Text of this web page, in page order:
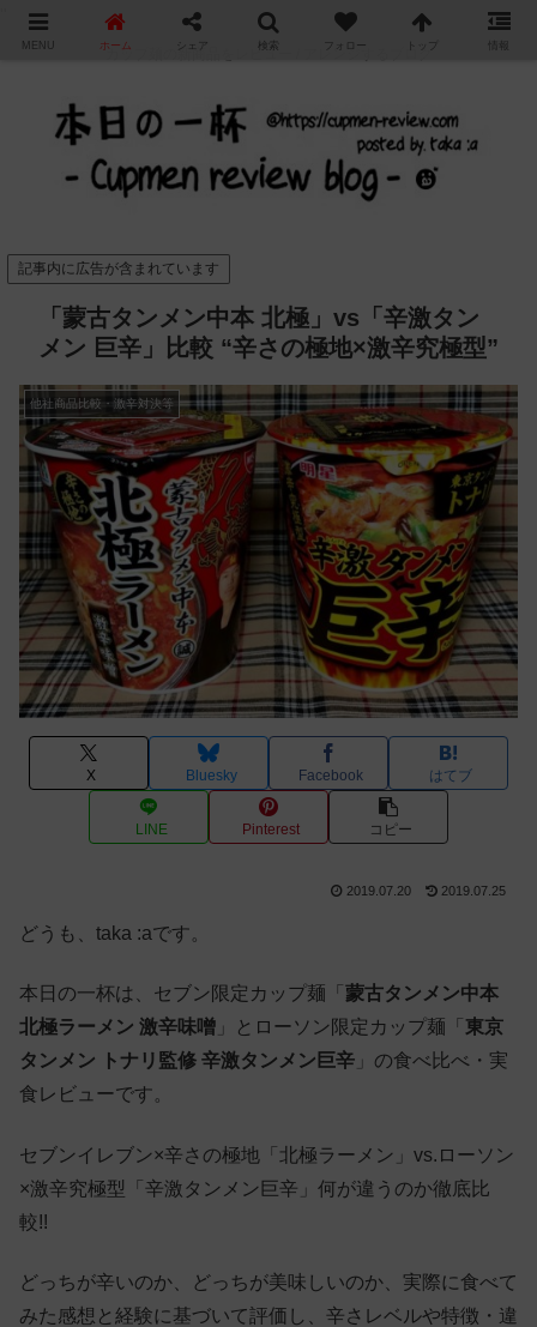
カップ麺の新商品をレビュー / アレンジするブログ
記事内に広告が含まれています
「蒙古タンメン中本 北極」vs「辛激タン
メン 巨辛」比較 “辛さの極地×激辛究極型”
他社商品比較・激辛対決等
X Bluesky Facebook はてブ
LINE Pinterest コピー
2019.07.20 2019.07.25
どうも、taka :aです。
本日の一杯は、セブン限定カップ麺「 蒙古タンメン中本
北極ラーメン 激辛味噌 」とローソン限定カップ麺「 東京
タンメン トナリ監修 辛激タンメン巨辛 」の食べ比べ・実
食レビューです。
セブンイレブン×辛さの極地「北極ラーメン」vs.ローソン
×激辛究極型「辛激タンメン巨辛」何が違うのか徹底比
較!!
どっちが辛いのか、どっちが美味しいのか、実際に食べて
みた感想と経験に基づいて評価し、辛さレベルや特徴・違
MENU ホーム シェア 検索 フォロー トップ 情報